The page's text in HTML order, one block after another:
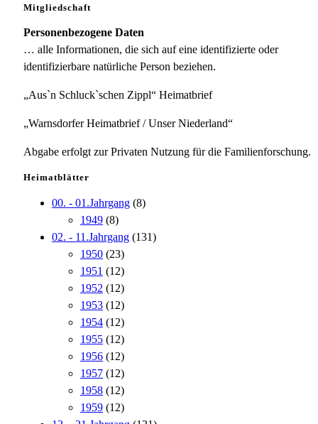
Mitgliedschaft
Personenbezogene Daten
… alle Informationen, die sich auf eine identifizierte oder
identifizierbare natürliche Person beziehen.
„Aus`n Schluck`schen Zippl“ Heimatbrief
„Warnsdorfer Heimatbrief / Unser Niederland“
Abgabe erfolgt zur Privaten Nutzung für die Familienforschung.
Heimatblätter
00. - 01.Jahrgang (8)
1949 (8)
02. - 11.Jahrgang (131)
1950 (23)
1951 (12)
1952 (12)
1953 (12)
1954 (12)
1955 (12)
1956 (12)
1957 (12)
1958 (12)
1959 (12)